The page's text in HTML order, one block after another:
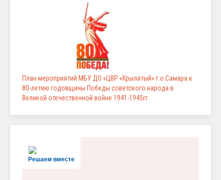
План мероприятий МБУ ДО «ЦВР «Крылатый» г.о.Самара к
80-летию годовщины Победы советского народа в
Великой отечественной войне 1941-1945гг.
Решаем вместе